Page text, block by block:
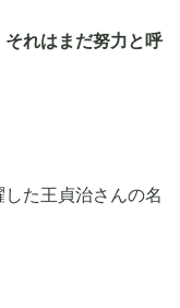
それはまだ努力と呼
た王貞治さんの名